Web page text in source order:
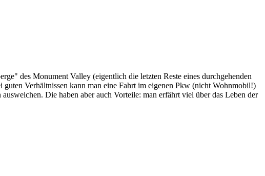
des Monument Valley (eigentlich die letzten Reste eines durchgehenden
Verhältnissen kann man eine Fahrt im eigenen Pkw (nicht Wohnmobil!)
Die haben aber auch Vorteile: man erfährt viel über das Leben der